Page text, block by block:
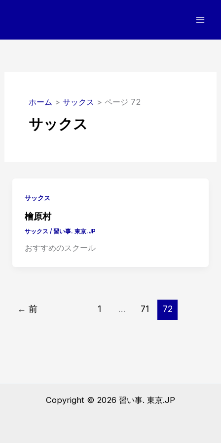
ホーム
サックス ページ 72
サックス
サックス
檜原村
サックス /習い事. 東京.JP
おすすめのスクール
← 前 1 … 71 72
Copyright © 2026 習い事. 東京.JP